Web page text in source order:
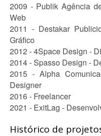
2009 - Publik Agência
Web
2011 - Destakar
Gráfico
2012 - 4Space Design -
2014 - Spasso Design -
2015 - Alpha
Designer
2016 - Freelancer
2021 - ExitLag -
Histórico de